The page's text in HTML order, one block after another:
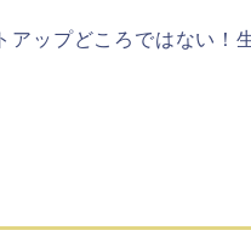
アップどころではない！